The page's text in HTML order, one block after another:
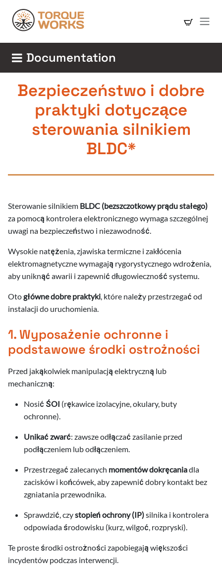
Documentation
Bezpieczeństwo i dobre
praktyki dotyczące
sterowania silnikiem
BLDC*
Sterowanie silnikiem BLDC (bezszczotkowy prądu stałego)
za pomocą kontrolera elektronicznego wymaga szczególnej
uwagi na bezpieczeństwo i niezawodność.
Wysokie natężenia, zjawiska termiczne i zakłócenia
elektromagnetyczne wymagają rygorystycznego wdrożenia,
aby uniknąć awarii i zapewnić długowieczność systemu.
Otogłówne dobre praktyki, które należy przestrzegać od
instalacji do uruchomienia.
1. Wyposażenie ochronne i
podstawowe środki ostrożności
Przed jakąkolwiek manipulacją elektryczną lub
mechaniczną:
Nosić ŚOI (rękawice izolacyjne, okulary, buty
ochronne).
Unikać zwarć: zawsze odłączać zasilanie przed
podłączeniem lub odłączeniem.
Przestrzegać zalecanych momentów dokręcaniadla
zacisków i końcówek, aby zapewnić dobry kontakt bez
zgniatania przewodnika.
Sprawdzić, czystopień ochrony (IP)silnika i kontrolera
odpowiada środowisku (kurz, wilgoć, rozpryski).
Te proste środki ostrożności zapobiegają większości
incydentów podczas interwencji.